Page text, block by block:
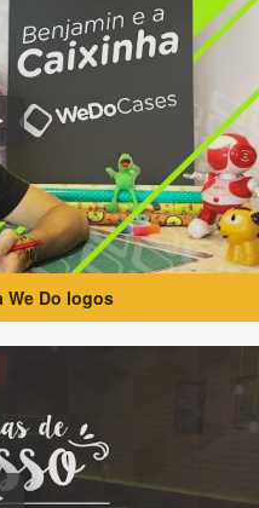
We Do logos